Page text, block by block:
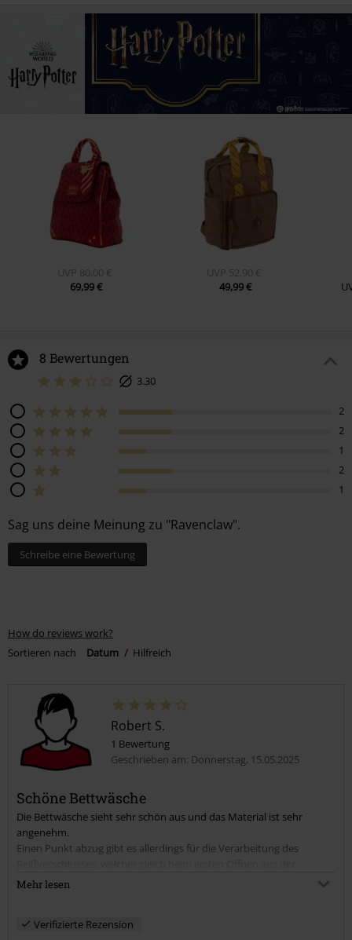
UVP 80,00 €
69,99 €
UVP 52,90 €
49,99 €
8 Bewertungen
3.30
2
2
1
2
1
Sag uns deine Meinung zu "Ravenclaw".
Schreibe eine Bewertung
How do reviews work?
Sortieren nach
Datum Hilfreich
Robert S.
1 Bewertung
Geschrieben am: Donnerstag, 15.05.2025
Schöne Bettwäsche
Die Bettwäsche sieht sehr schön aus und das Material ist sehr
angenehm.
Einen Punkt abzug gibt es allerdings für die Verarbeitung des
Führung rutschte. Das müsste hinten eigentlich vernäht werden.
Mehr lesen
Verifizierte Rezension